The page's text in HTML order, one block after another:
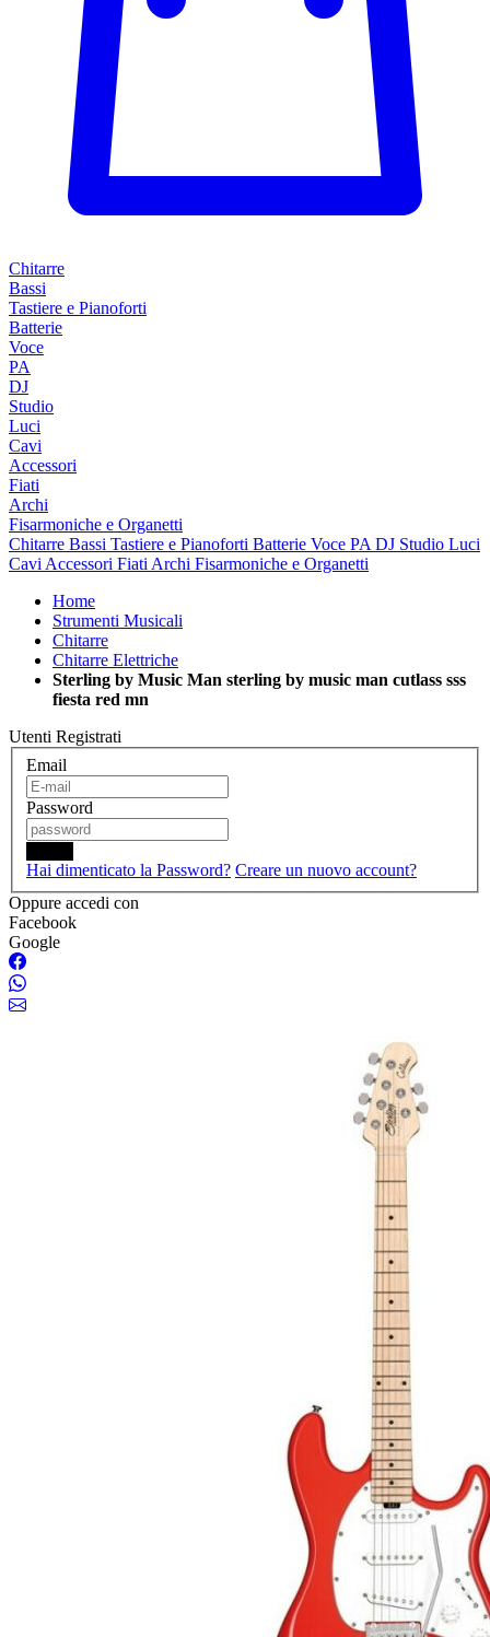
Chitarre
Bassi
Tastiere e Pianoforti
Batterie
Voce
PA
DJ
Studio
Luci
Cavi
Accessori
Fiati
Archi
Fisarmoniche e Organetti
Chitarre Bassi Tastiere e Pianoforti Batterie Voce PA DJ Studio Luci
Cavi Accessori Fiati Archi Fisarmoniche e Organetti
Home
Strumenti Musicali
Chitarre
Chitarre Elettriche
Sterling by Music Man sterling by music man cutlass sss
fiesta red mn
Utenti Registrati
Email
Password
Hai dimenticato la Password? Creare un nuovo account?
Oppure accedi con
Facebook
Google